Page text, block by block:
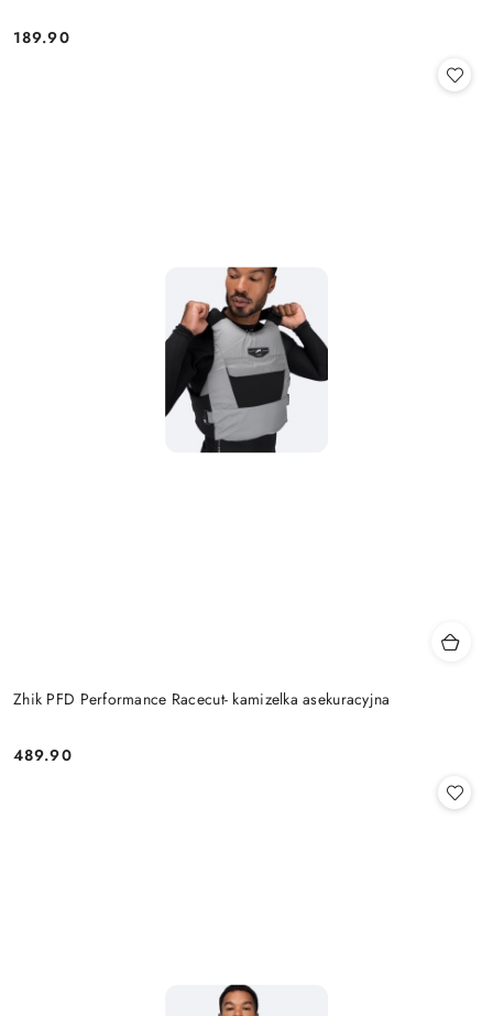
Cena:
189.90
Zhik PFD Performance Racecut- kamizelka asekuracyjna
Cena:
489.90